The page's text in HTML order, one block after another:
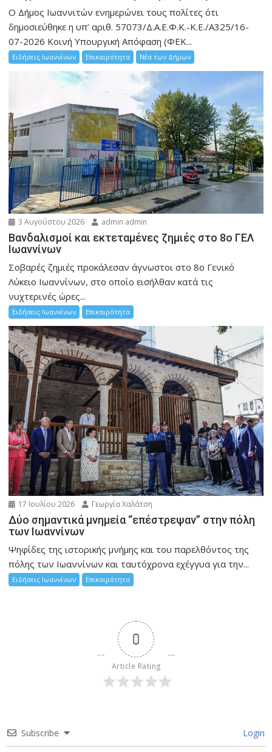
Ο Δήμος Ιωαννιτών ενημερώνει τους πολίτες ότι
δημοσιεύθηκε η υπ’ αριθ. 57073/Δ.Α.Ε.Φ.Κ.-Κ.Ε./Α325/16-
07-2026 Κοινή Υπουργική Απόφαση (ΦΕΚ...
Ειδήσεις Ιωαννίνων Επικαιρότητα Νέα των Δήμων
3 Αυγούστου 2026 admin admin
Βανδαλισμοί και εκτεταμένες ζημιές στο 8ο ΓΕΛ
Ιωαννίνων
Σοβαρές ζημιές προκάλεσαν άγνωστοι στο 8ο Γενικό
Λύκειο Ιωαννίνων, στο οποίο εισήλθαν κατά τις
νυχτερινές ώρες...
Ειδήσεις Ιωαννίνων Επικαιρότητα
17 Ιουλίου 2026 Γεωργία Χαλάτση
Δύο σημαντικά μνημεία “επέστρεψαν” στην πόλη
των Ιωαννίνων
Ψηφίδες της ιστορικής μνήμης και του παρελθόντος της
πόλης των Ιωαννίνων και ταυτόχρονα εχέγγυα για την...
Ειδήσεις Ιωαννίνων Επικαιρότητα
0
Article Rating
Subscribe Login